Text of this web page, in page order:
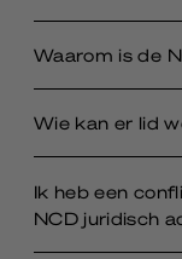
Waarom is de
Wie kan er lid
Ik heb een
NCD juridisch